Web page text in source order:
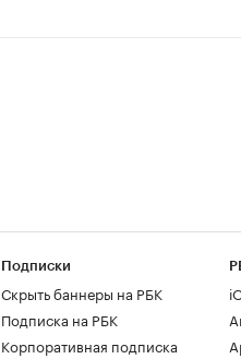
Подписки
Скрыть баннеры на РБК
Подписка на РБК
Корпоративная подписка